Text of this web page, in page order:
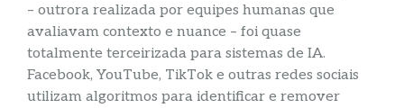
– outrora realizada por equipes humanas que
avaliavam contexto e nuance – foi quase
totalmente terceirizada para sistemas de IA.
Facebook, YouTube, TikTok e outras redes sociais
utilizam algoritmos para identificar e remover